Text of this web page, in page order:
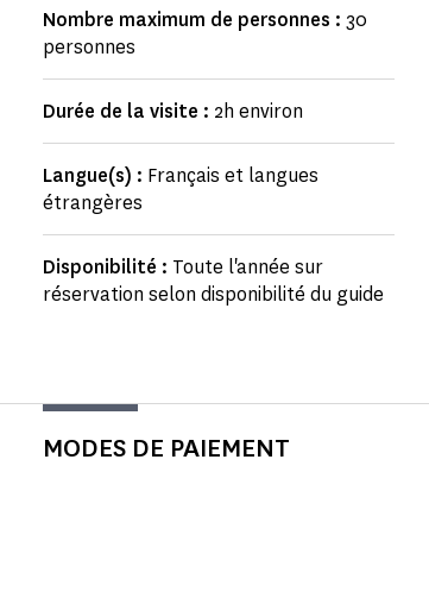
Nombre maximum de personnes : 30
personnes
Durée de la visite : 2h environ
Langue(s) : Français et langues
étrangères
Disponibilité : Toute l'année sur
réservation selon disponibilité du guide
MODES DE PAIEMENT